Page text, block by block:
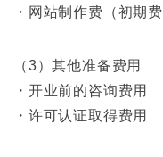
・网站制作费（初期费
（3）其他准备费用
・开业前的咨询费用
・许可认证取得费用